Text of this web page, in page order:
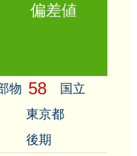
偏差値
物 58
国立
東京都
後期